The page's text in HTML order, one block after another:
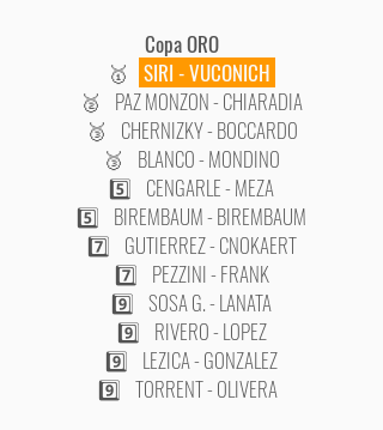
​Copa ORO
🥇 SIRI - VUCONICH
🥈 PAZ MONZON - CHIARADIA
🥉 CHERNIZKY - BOCCARDO
🥉 BLANCO - MONDINO
5️⃣ CENGARLE - MEZA
5️⃣ BIREMBAUM - BIREMBAUM
7️⃣ GUTIERREZ - CNOKAERT
7️⃣ PEZZINI - FRANK
9️⃣ SOSA G. - LANATA
9️⃣ RIVERO - LOPEZ
9️⃣ LEZICA - GONZALEZ
9️⃣ TORRENT - OLIVERA